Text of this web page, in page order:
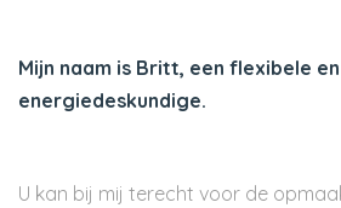
Mijn naam is Britt, een flexibele
energiedeskundige.
U kan bij mij terecht voor de